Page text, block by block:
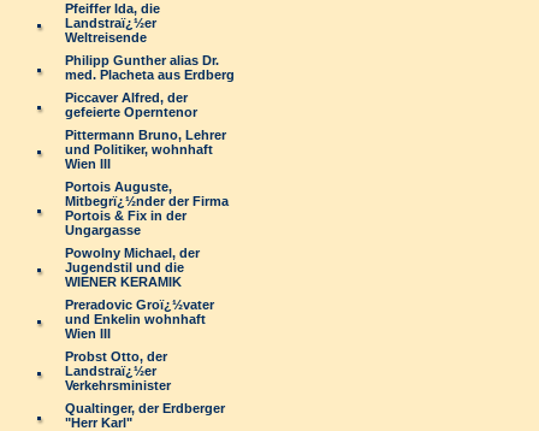
Pfeiffer Ida, die
Landstraï¿½er
Weltreisende
Philipp Gunther alias Dr.
med. Placheta aus Erdberg
Piccaver Alfred, der
gefeierte Operntenor
Pittermann Bruno, Lehrer
und Politiker, wohnhaft
Wien III
Portois Auguste,
Mitbegrï¿½nder der Firma
Portois & Fix in der
Ungargasse
Powolny Michael, der
Jugendstil und die
WIENER KERAMIK
Preradovic Groï¿½vater
und Enkelin wohnhaft
Wien III
Probst Otto, der
Landstraï¿½er
Verkehrsminister
Qualtinger, der Erdberger
"Herr Karl"